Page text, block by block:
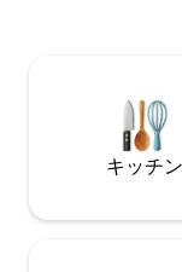
ク、ダンベルが備
ハーブティー、コ
設備はご利用いた
キッチン